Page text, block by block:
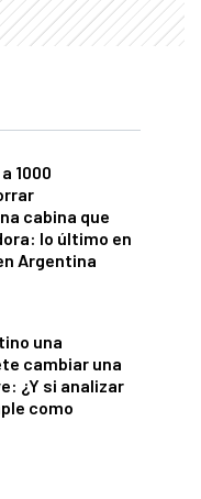
1000
cabina que
lo último en
Argentina
una
cambiar una
¿Y si analizar
como